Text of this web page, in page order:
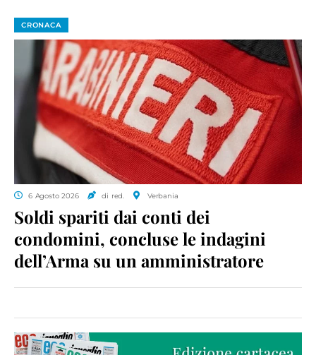
CRONACA
6 Agosto 2026 di red. Verbania
Soldi spariti dai conti dei
condomini, concluse le indagini
dell’Arma su un amministratore